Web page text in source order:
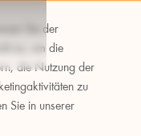
Sie der
zu, um die
die Nutzung der
zu
Sie in unserer